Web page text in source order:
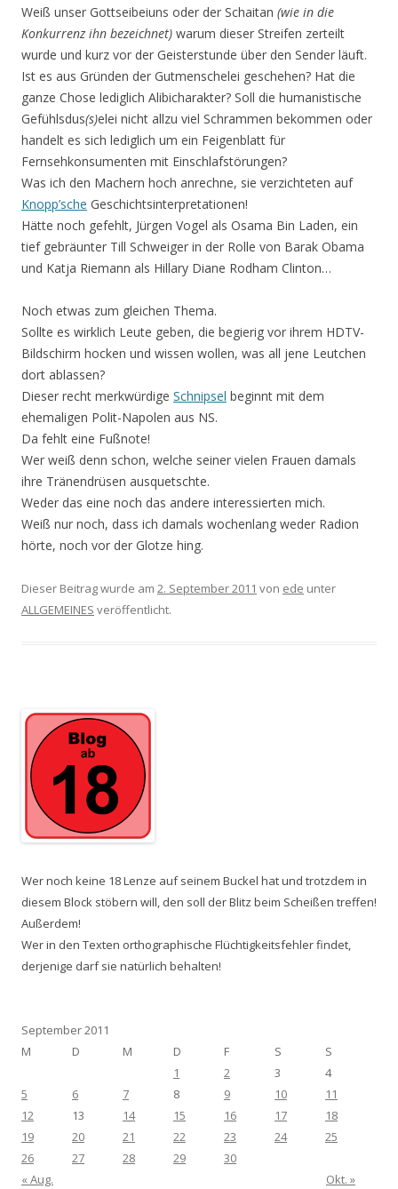
Weiß unser Gottseibeiuns oder der Schaitan (wie in die
Konkurrenz ihn bezeichnet) warum dieser Streifen zerteilt
wurde und kurz vor der Geisterstunde über den Sender läuft.
Ist es aus Gründen der Gutmenschelei geschehen? Hat die
ganze Chose lediglich Alibicharakter? Soll die humanistische
Gefühlsdus(s)elei nicht allzu viel Schrammen bekommen oder
handelt es sich lediglich um ein Feigenblatt für
Fernsehkonsumenten mit Einschlafstörungen?
Was ich den Machern hoch anrechne, sie verzichteten auf
Knopp’sche Geschichtsinterpretationen!
Hätte noch gefehlt, Jürgen Vogel als Osama Bin Laden, ein
tief gebräunter Till Schweiger in der Rolle von Barak Obama
und Katja Riemann als Hillary Diane Rodham Clinton…
Noch etwas zum gleichen Thema.
Sollte es wirklich Leute geben, die begierig vor ihrem HDTV-
Bildschirm hocken und wissen wollen, was all jene Leutchen
dort ablassen?
Dieser recht merkwürdige Schnipsel beginnt mit dem
ehemaligen Polit-Napolen aus NS.
Da fehlt eine Fußnote!
Wer weiß denn schon, welche seiner vielen Frauen damals
ihre Tränendrüsen ausquetschte.
Weder das eine noch das andere interessierten mich.
Weiß nur noch, dass ich damals wochenlang weder Radion
hörte, noch vor der Glotze hing.
Dieser Beitrag wurde am 2. September 2011 von ede unter
ALLGEMEINES veröffentlicht.
Wer noch keine 18 Lenze auf seinem Buckel hat und trotzdem in
diesem Block stöbern will, den soll der Blitz beim Scheißen treffen!
Außerdem!
Wer in den Texten orthographische Flüchtigkeitsfehler findet,
derjenige darf sie natürlich behalten!
September 2011
M
D M D F S
S
1
2 3
4
5
6 7 8 9 10
11
12
13 14 15 16 17
18
19
20 21 22 23 24
25
26
27 28 29
30
« Aug.
Okt. »